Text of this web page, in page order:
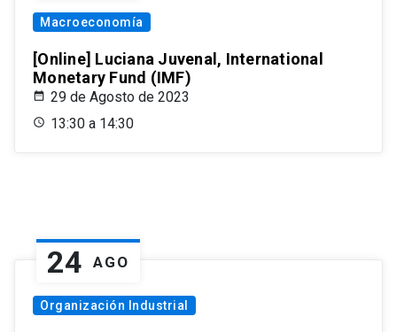
Macroeconomía
[Online] Luciana Juvenal, International
Monetary Fund (IMF)
29 de Agosto de 2023
13:30 a 14:30
24 AGO
Organización Industrial